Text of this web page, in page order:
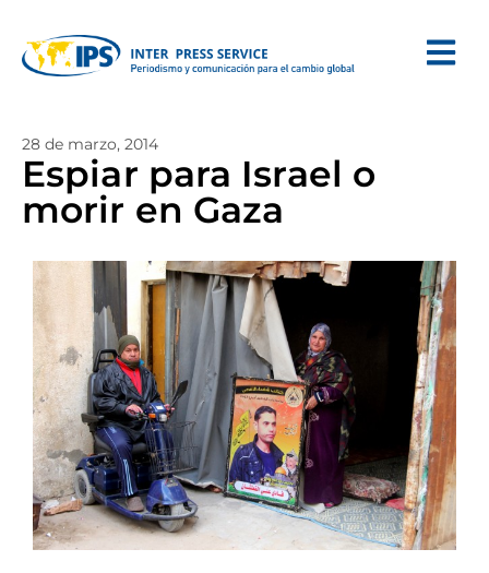
28 de marzo, 2014
Espiar para Israel o
morir en Gaza